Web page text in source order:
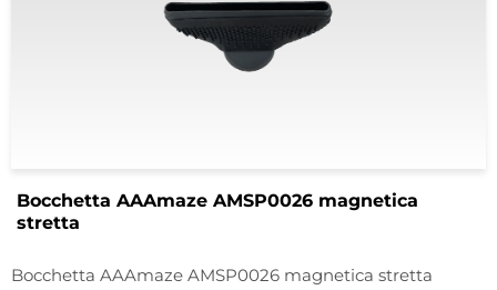
Bocchetta AAAmaze AMSP0026 magnetica
stretta
Bocchetta AAAmaze AMSP0026 magnetica stretta